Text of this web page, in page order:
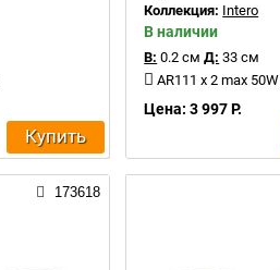
Купить
Коллекция: Intero
В наличии
В: 0.2 см Д: 33 см
AR111 x 2 max 50W
Цена: 3 997 Р.
173618